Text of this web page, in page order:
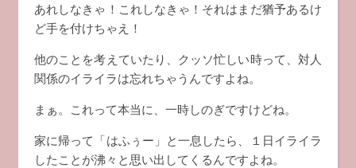
あれしなきゃ！これしなきゃ！それはまだ猶予あるけ
ど手を付けちゃえ！
他のことを考えていたり、クッソ忙しい時って、対人
関係のイライラは忘れちゃうんですよね。
まぁ。これって本当に、一時しのぎですけどね。
家に帰って「はふぅー」と一息したら、１日イライラ
したことが沸々と思い出してくるんですよね。